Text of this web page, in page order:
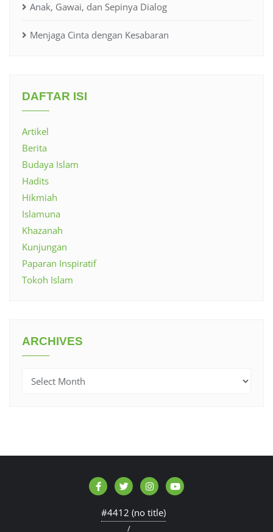
Anak, Gawai, dan Sepinya Dialog
Menjaga Cinta dengan Kesabaran
DAFTAR ISI
Artikel
Berita
Budaya Islam
Hadits
Hikmiah
Islamuna
Khazanah
Kunjungan
Paparan Inspiratif
Tokoh Islam
ARCHIVES
Archives
#4412 (no title)